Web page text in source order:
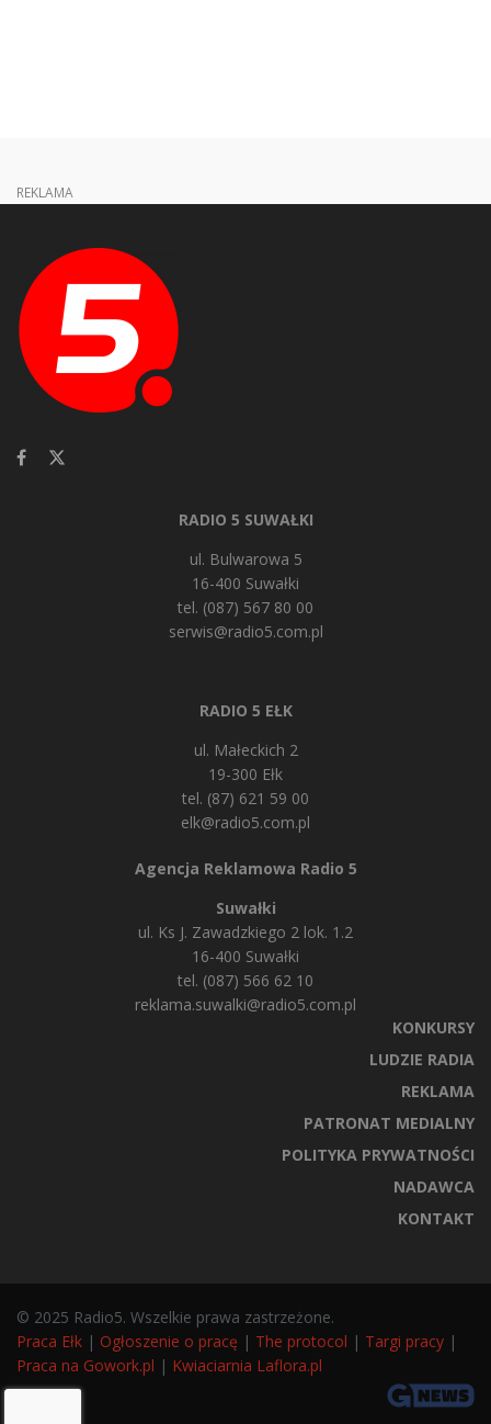
REKLAMA
RADIO 5 SUWAŁKI
ul. Bulwarowa 5
16-400 Suwałki
tel. (087) 567 80 00
serwis@radio5.com.pl
RADIO 5 EŁK
ul. Małeckich 2
19-300 Ełk
tel. (87) 621 59 00
elk@radio5.com.pl
Agencja Reklamowa Radio 5
Suwałki
ul. Ks J. Zawadzkiego 2 lok. 1.2
16-400 Suwałki
tel. (087) 566 62 10
reklama.suwalki@radio5.com.pl
KONKURSY
LUDZIE RADIA
REKLAMA
PATRONAT MEDIALNY
POLITYKA PRYWATNOŚCI
NADAWCA
KONTAKT
© 2025 Radio5. Wszelkie prawa zastrzeżone.
Praca Ełk | Ogłoszenie o pracę | The protocol | Targi pracy |
Praca na Gowork.pl | Kwiaciarnia Laflora.pl